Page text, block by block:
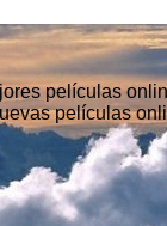
películas
películas